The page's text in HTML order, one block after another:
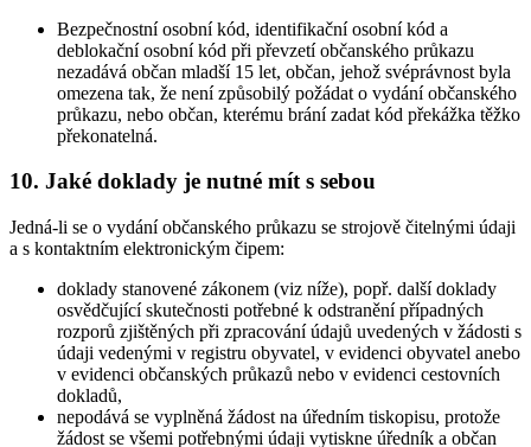
Bezpečnostní osobní kód, identifikační osobní kód a
deblokační osobní kód při převzetí občanského průkazu
nezadává občan mladší 15 let, občan, jehož svéprávnost byla
omezena tak, že není způsobilý požádat o vydání občanského
průkazu, nebo občan, kterému brání zadat kód překážka těžko
překonatelná.
10. Jaké doklady je nutné mít s sebou
Jedná-li se o vydání občanského průkazu se strojově čitelnými údaji
a s kontaktním elektronickým čipem:
doklady stanovené zákonem (viz níže), popř. další doklady
osvědčující skutečnosti potřebné k odstranění případných
rozporů zjištěných při zpracování údajů uvedených v žádosti s
údaji vedenými v registru obyvatel, v evidenci obyvatel anebo
v evidenci občanských průkazů nebo v evidenci cestovních
dokladů,
nepodává se vyplněná žádost na úředním tiskopisu, protože
žádost se všemi potřebnými údaji vytiskne úředník a občan